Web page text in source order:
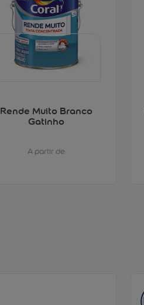
Rende Muito Branco
Gatinho
A partir de